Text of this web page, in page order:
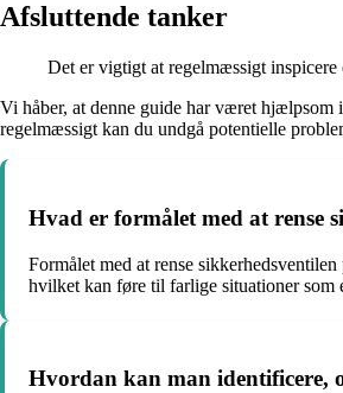
Afsluttende tanker
Det er vigtigt at regelmæssigt
Vi håber, at denne guide har været hjælpsom
regelmæssigt kan du undgå potentielle
Hvad er formålet med at rense
Formålet med at rense
hvilket kan føre til farlige situationer som
Hvordan kan man identificere,